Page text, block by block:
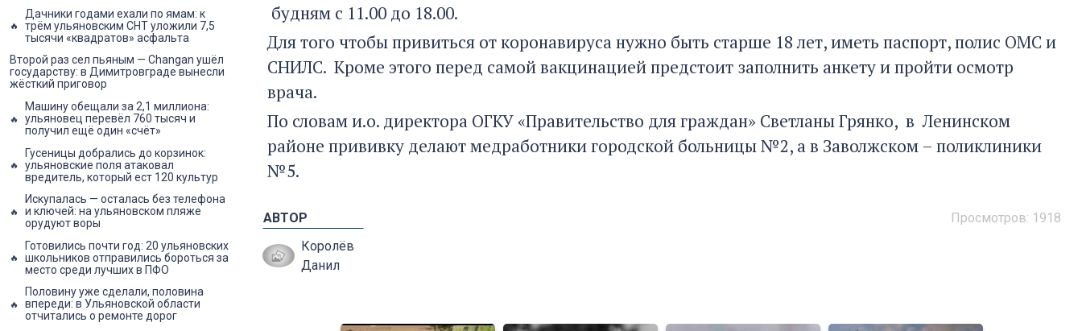
будням с 11.00 до 18.00.
Для того чтобы привиться от коронавируса нужно быть старше 18 лет, иметь паспорт, полис ОМС и
СНИЛС. Кроме этого перед самой вакцинацией предстоит заполнить анкету и пройти осмотр
врача.
По словам и.о. директора ОГКУ «Правительство для граждан» Светланы Грянко, в Ленинском
районе прививку делают медработники городской больницы №2, а в Заволжском – поликлиники
№5.
Просмотров: 1918
АВТОР
Королёв
Данил
Дачники годами ехали по ямам: к
трём ульяновским СНТ уложили 7,5
тысячи «квадратов» асфальта
Второй раз сел пьяным — Changan ушёл
государству: в Димитровграде вынесли
жёсткий приговор
Машину обещали за 2,1 миллиона:
ульяновец перевёл 760 тысяч и
получил ещё один «счёт»
Гусеницы добрались до корзинок:
ульяновские поля атаковал
вредитель, который ест 120 культур
Искупалась — осталась без телефона
и ключей: на ульяновском пляже
орудуют воры
Готовились почти год: 20 ульяновских
школьников отправились бороться за
место среди лучших в ПФО
Половину уже сделали, половина
впереди: в Ульяновской области
отчитались о ремонте дорог